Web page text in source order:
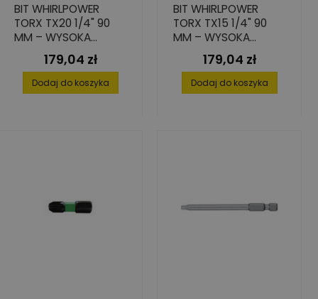
BIT WHIRLPOWER
TORX TX20 1/4" 90
MM – WYSOKA
PRECYZJA, 10 SZT.
Cena
179,04 zł
Dodaj do koszyka
BIT WHIRLPOWER
TORX TX15 1/4" 90
MM – WYSOKA
ODPORNOŚĆ NA
PĘKANIE – 10 SZT.
Cena
179,04 zł
Dodaj do koszyka